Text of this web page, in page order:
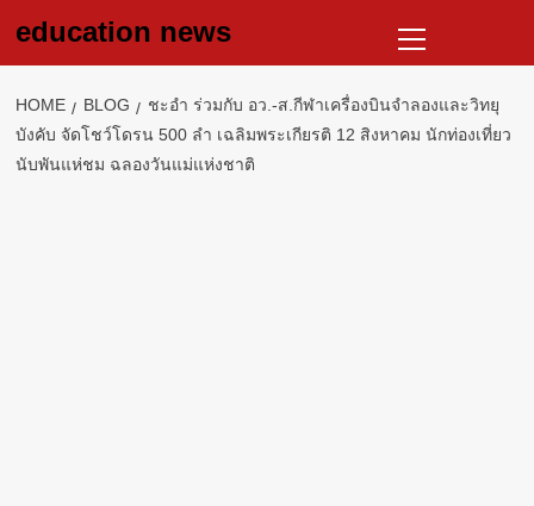
education news
Menu
HOME BLOG
ชะอำ ร่วมกับ อว.-ส.กีฬาเครื่องบินจำลองและวิทยุ
บังคับ จัดโชว์โดรน 500 ลำ เฉลิมพระเกียรติ 12 สิงหาคม นักท่องเที่ยว
นับพันแห่ชม ฉลองวันแม่แห่งชาติ